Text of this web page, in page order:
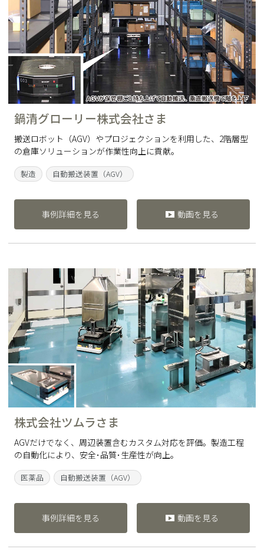
鍋清グローリー株式会社さま
搬送ロボット（AGV）やプロジェクションを利用した、2階層型
の倉庫ソリューションが作業性向上に貢献。
製造 自動搬送装置（AGV）
事例詳細を見る 動画を見る
株式会社ツムラさま
AGVだけでなく、周辺装置含むカスタム対応を評価。製造工程
の自動化により、安全･品質･生産性が向上。
医薬品 自動搬送装置（AGV）
事例詳細を見る 動画を見る